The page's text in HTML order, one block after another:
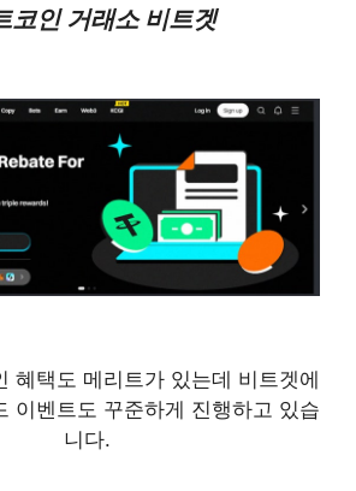
코인 거래소 비트겟
혜택도 메리트가 있는데 비트겟에
이벤트도 꾸준하게 진행하고 있습
니다.